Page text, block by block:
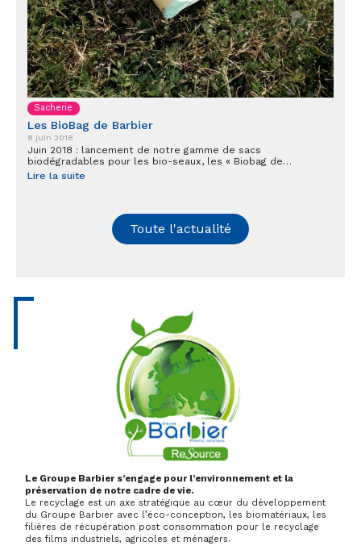
Sacherie
Les BioBag de Barbier
8 juin 2018
Juin 2018 : lancement de notre gamme de sacs
biodégradables pour les bio-seaux, les « Biobag de…
Lire la suite
Toute l'actualité
Le Groupe Barbier s’engage pour l’environnement et la
préservation de notre cadre de vie.
Le recyclage est un axe stratégique au cœur du développement
du Groupe Barbier avec l’éco-conception, les biomatériaux, les
filières de récupération post consommation pour le recyclage
des films industriels, agricoles et ménagers.